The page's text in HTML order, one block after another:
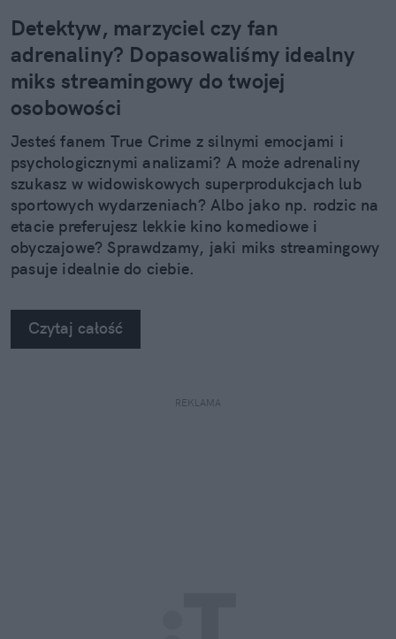
Detektyw, marzyciel czy fan
adrenaliny? Dopasowaliśmy idealny
miks streamingowy do twojej
osobowości
Jesteś fanem True Crime z silnymi emocjami i
psychologicznymi analizami? A może adrenaliny
szukasz w widowiskowych superprodukcjach lub
sportowych wydarzeniach? Albo jako np. rodzic na
etacie preferujesz lekkie kino komediowe i
obyczajowe? Sprawdzamy, jaki miks streamingowy
pasuje idealnie do ciebie.
Czytaj całość
REKLAMA